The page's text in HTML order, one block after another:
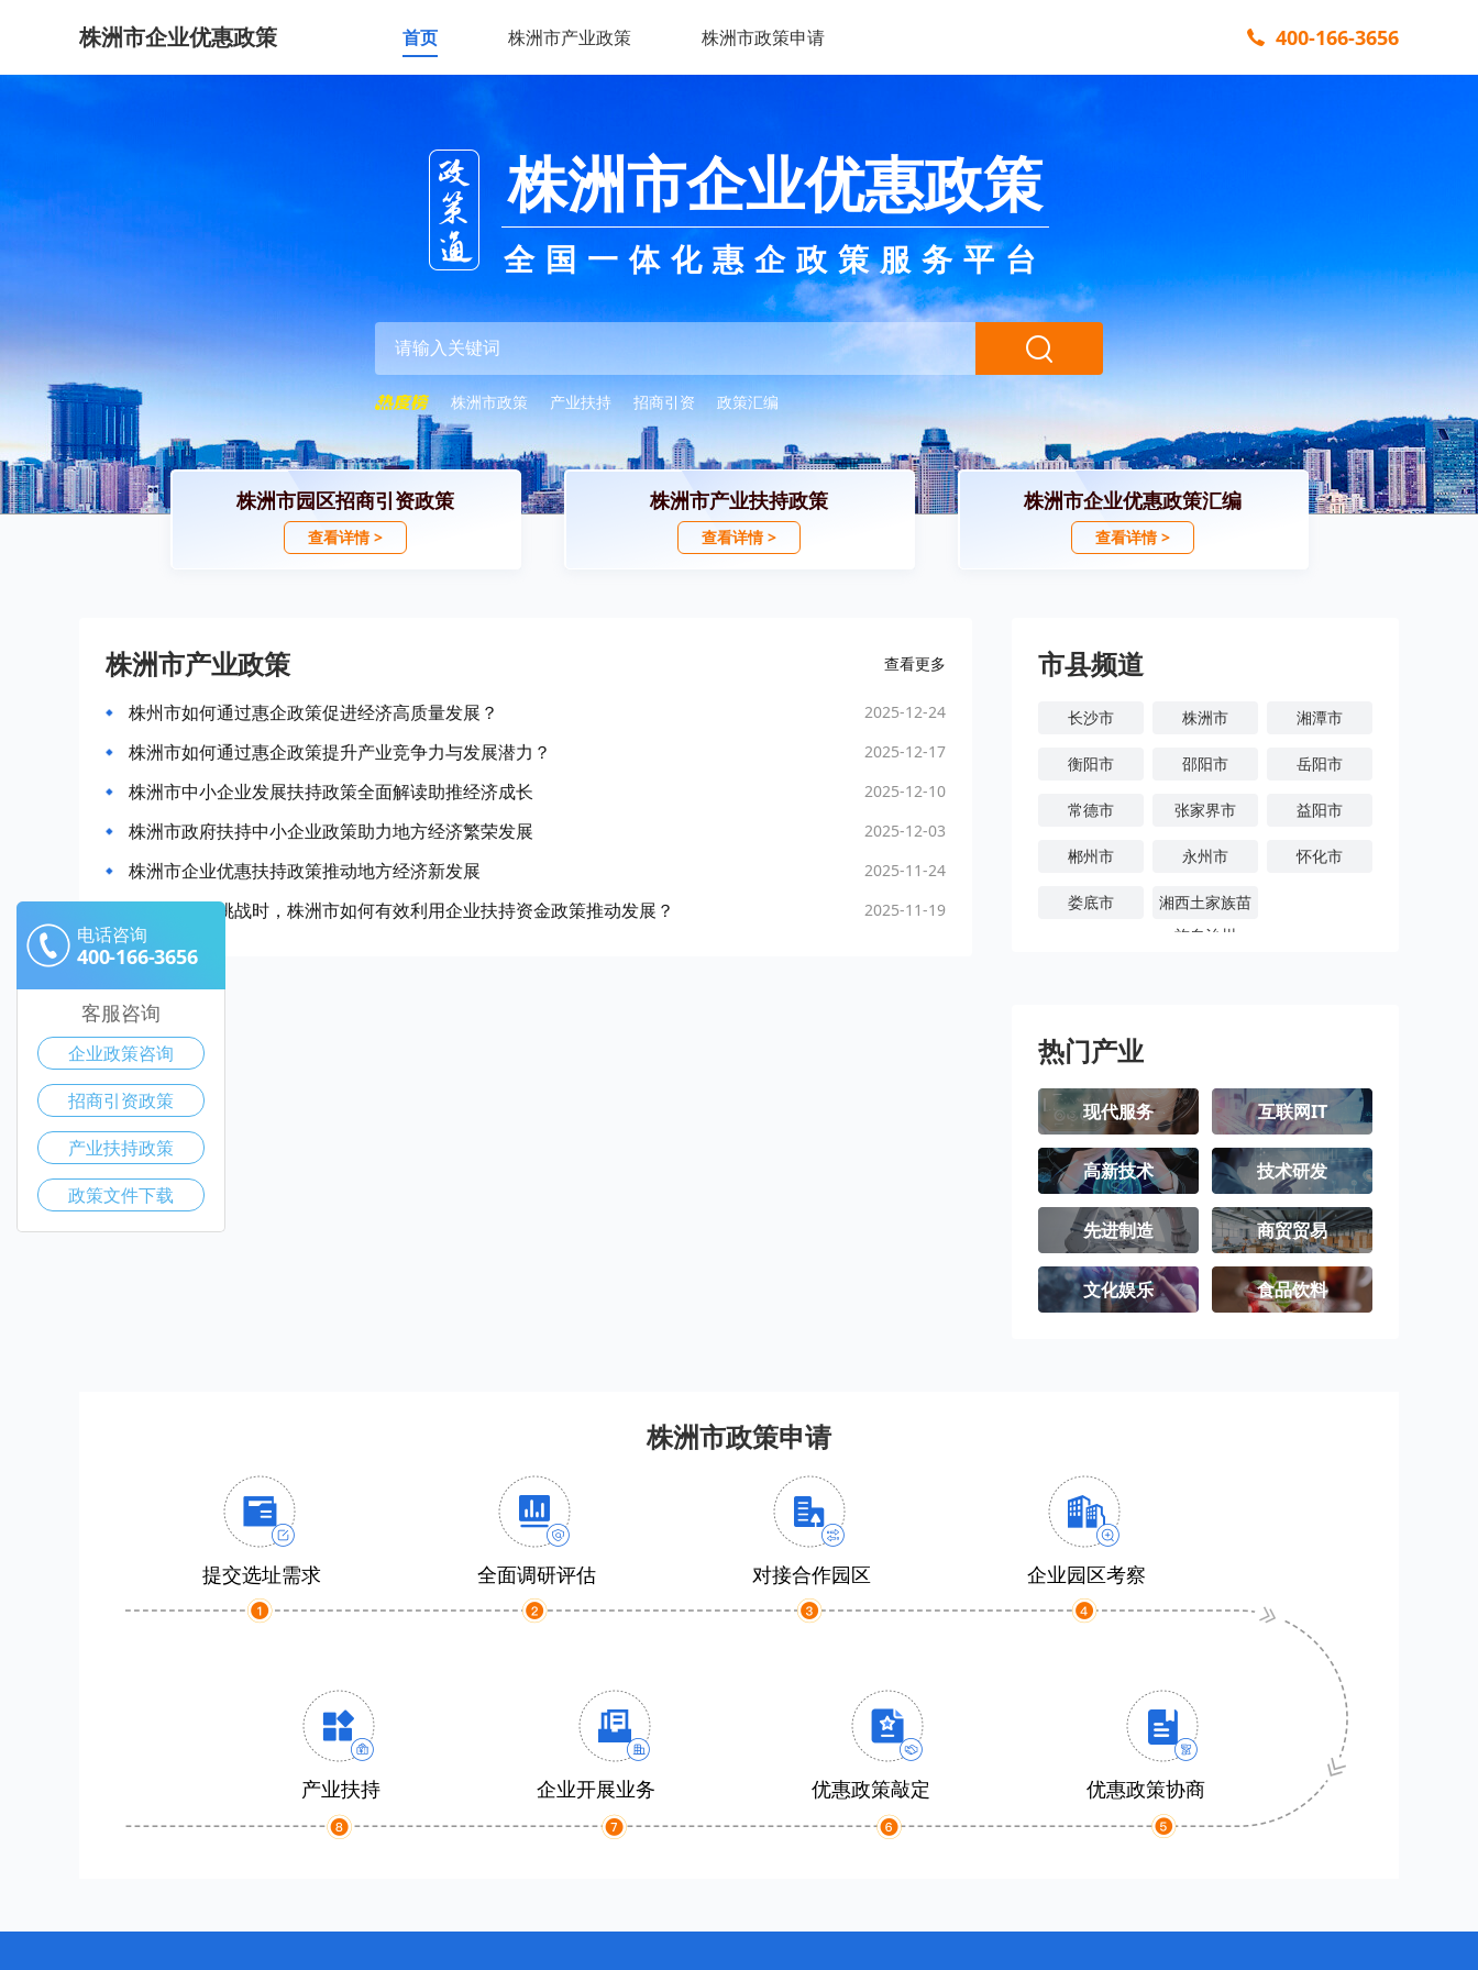
株洲市企业优惠政策 首页 株洲市产业政策 株洲市政策申请 400-166-3656
株洲市企业优惠政策
全国一体化惠企政策服务平台
株洲市政策 产业扶持 招商引资 政策汇编
株洲市园区招商引资政策
查看详情 >
株洲市产业扶持政策
查看详情 >
株洲市企业优惠政策汇编
查看详情 >
株洲市产业政策 查看更多
株州市如何通过惠企政策促进经济高质量发展？ 2025-12-24
株洲市如何通过惠企政策提升产业竞争力与发展潜力？ 2025-12-17
株洲市中小企业发展扶持政策全面解读助推经济成长 2025-12-10
株洲市政府扶持中小企业政策助力地方经济繁荣发展 2025-12-03
株洲市企业优惠扶持政策推动地方经济新发展 2025-11-24
当面对经济挑战时，株洲市如何有效利用企业扶持资金政策推动发展？ 2025-11-19
市县频道
长沙市 株洲市 湘潭市
衡阳市 邵阳市 岳阳市
常德市 张家界市 益阳市
郴州市 永州市 怀化市
娄底市
湘西土家族苗
族自治州
热门产业
现代服务 互联网IT
高新技术 技术研发
先进制造 商贸贸易
文化娱乐 食品饮料
株洲市政策申请
提交选址需求 全面调研评估 对接合作园区 企业园区考察
产业扶持 企业开展业务 优惠政策敲定 优惠政策协商
电话咨询
400-166-3656
客服咨询
企业政策咨询
招商引资政策
产业扶持政策
政策文件下载